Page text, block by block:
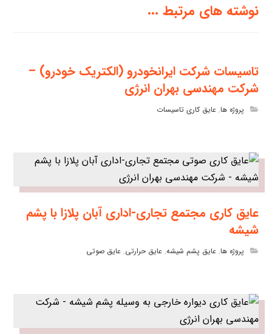
نوشته های مرتبط ...
تاسیسات شرکت ایرانخودرو (الکتریک خودرو) –
شرکت مهندسی بهران انرژی
پروژه ها,عایق کاری تاسیسات
عایق کاری مجتمع تجاری-اداری آبان پلازا با پشم
شیشه
پروژه ها,عایق پشم شیشه,عایق حرارتی,عایق صوتی